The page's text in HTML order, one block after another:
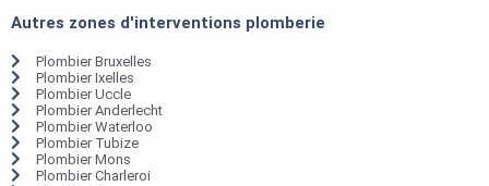
Autres zones d'interventions plomberie
Plombier Bruxelles
Plombier Ixelles
Plombier Uccle
Plombier Anderlecht
Plombier Waterloo
Plombier Tubize
Plombier Mons
Plombier Charleroi